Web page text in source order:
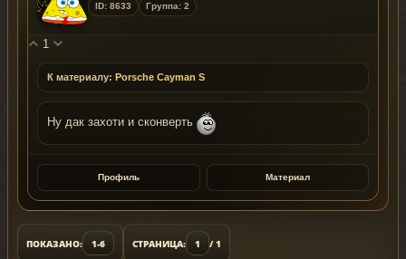
ID: 8633 Группа: 2
1
К материалу: Porsche Cayman S
Ну дак захоти и сконверть
Профиль Материал
ПОКАЗАНО: 1-6 СТРАНИЦА: 1 / 1